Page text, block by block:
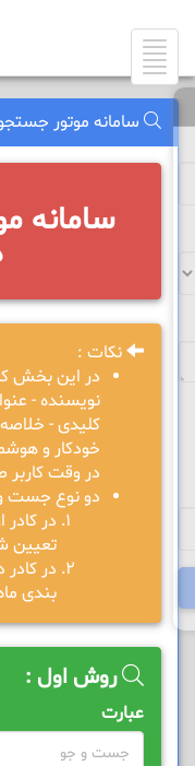
Toggle
navigation
سامانه موتور
سامانه
نکات :
در این بخش
نویسنده -
کلیدی -
خودکار و
در وقت
دو نوع جست
در
تعیین
در
بندی
روش اول :
عبارت